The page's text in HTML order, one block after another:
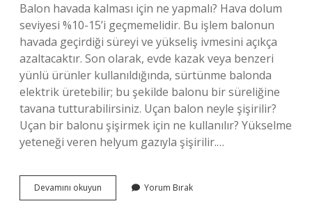
Balon havada kalması için ne yapmalı? Hava dolum
seviyesi %10-15’i geçmemelidir. Bu işlem balonun
havada geçirdiği süreyi ve yükseliş ivmesini açıkça
azaltacaktır. Son olarak, evde kazak veya benzeri
yünlü ürünler kullanıldığında, sürtünme balonda
elektrik üretebilir; bu şekilde balonu bir süreliğine
tavana tutturabilirsiniz. Uçan balon neyle şişirilir?
Uçan bir balonu şişirmek için ne kullanılır? Yükselme
yeteneği veren helyum gazıyla şişirilir.…
Devamını okuyun
Gazı
Yorum Bırak